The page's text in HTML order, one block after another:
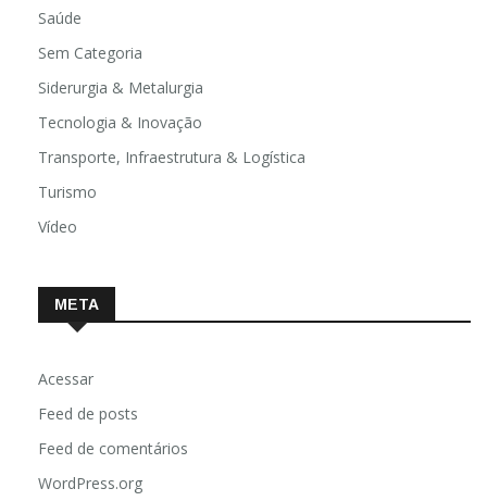
Saúde
Sem Categoria
Siderurgia & Metalurgia
Tecnologia & Inovação
Transporte, Infraestrutura & Logística
Turismo
Vídeo
META
Acessar
Feed de posts
Feed de comentários
WordPress.org